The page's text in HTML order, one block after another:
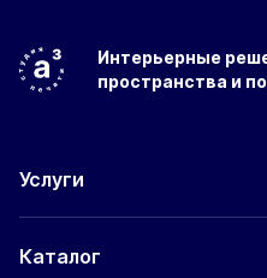
Интерьерные
пространства и
Услуги
Каталог